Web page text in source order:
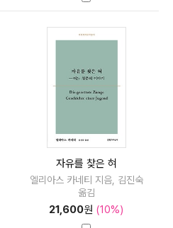
자유를 찾은 혀
엘리아스 카네티 지음, 김진숙
옮김
21,600원 (10%)